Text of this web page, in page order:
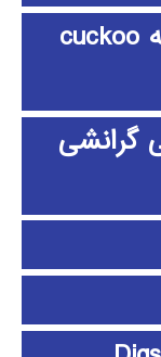
الگوریتم جستجوی فاخته cuckoo
گرانشی